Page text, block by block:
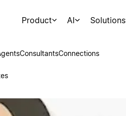
Product AI Solutions
ConsultantsConnections